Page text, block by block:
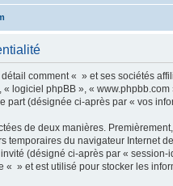
comment « » et ses sociétés
« logiciel phpBB », «
part (désignée ci-après par « vos
de deux manières.
temporaires du navigateur Internet
(désigné ci-après par «
« » et est utilisé pour stocker les